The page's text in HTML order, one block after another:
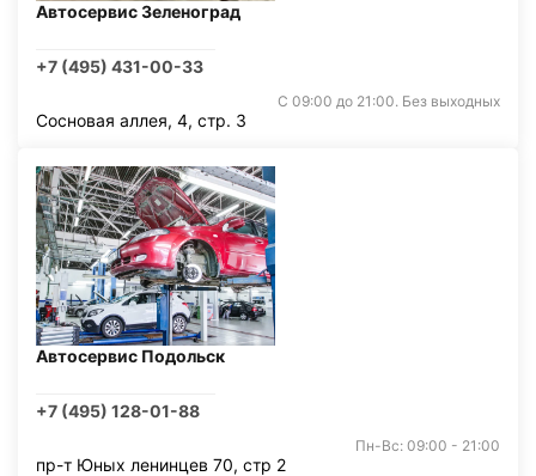
Автосервис Зеленоград
+7 (495) 431-00-33
С 09:00 до 21:00. Без выходных
Сосновая аллея, 4, стр. 3
Автосервис Подольск
+7 (495) 128-01-88
Пн-Вс: 09:00 - 21:00
пр-т Юных ленинцев 70, стр 2